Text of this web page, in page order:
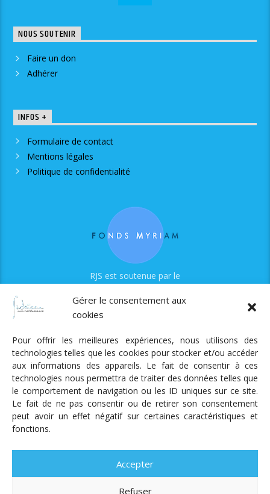
Gérer le consentement aux
cookies
Pour offrir les meilleures expériences, nous utilisons des
technologies telles que les cookies pour stocker et/ou accéder
aux informations des appareils. Le fait de consentir à ces
technologies nous permettra de traiter des données telles que
le comportement de navigation ou les ID uniques sur ce site.
Le fait de ne pas consentir ou de retirer son consentement
peut avoir un effet négatif sur certaines caractéristiques et
fonctions.
Accepter
Refuser
NOUS SOUTENIR
Faire un don
Adhérer
INFOS +
Formulaire de contact
Mentions légales
Politique de confidentialité
RJS est soutenue par le
Radio Judaica Strasbourg
Tous droits réservés
RADIO JUDAÏCA
ÉMISSIONS ET GRILLE DES PROGRAMMES
PODCASTS
UN DON
ADHÉRER MENTIONS LÉGALES
RÉAL.